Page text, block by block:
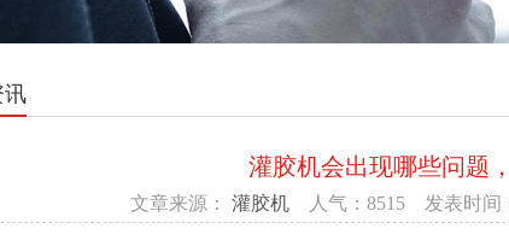
讯
灌胶机会出现哪些问题
文章来源： 灌胶机 人气：8515 发表时间